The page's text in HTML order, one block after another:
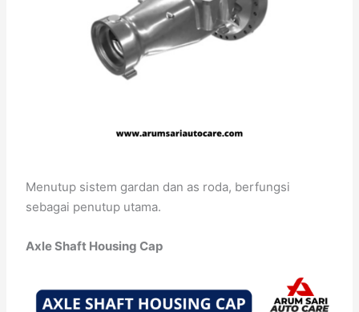
Menutup sistem gardan dan as roda, berfungsi
sebagai penutup utama.
Axle Shaft Housing Cap